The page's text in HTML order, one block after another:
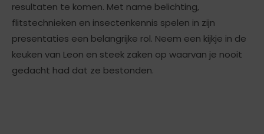
resultaten te komen. Met name belichting,
flitstechnieken en insectenkennis spelen in zijn
presentaties een belangrijke rol. Neem een kijkje in de
keuken van Leon en steek zaken op waarvan je nooit
gedacht had dat ze bestonden.